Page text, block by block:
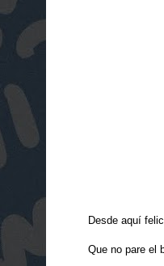
Desde aquí
Que no pare el